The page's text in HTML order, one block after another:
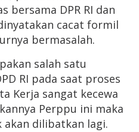
bersama DPR RI dan
cacat formil
bermasalah.
salah satu
RI pada saat proses
Kerja sangat kecewa
Perppu ini maka
akan dilibatkan lagi.